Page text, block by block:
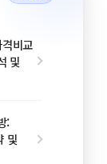
비교
및
:
및